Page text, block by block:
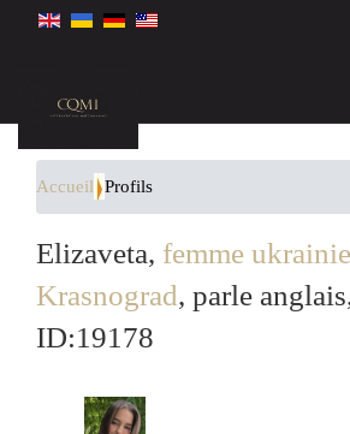
Accueil Profils
Elizaveta, femme
Krasnograd, parle
ID:19178